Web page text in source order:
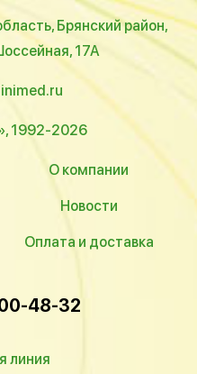
Брянский район,
17А
1992-2026
О компании
Новости
Оплата и доставка
48-32
линия